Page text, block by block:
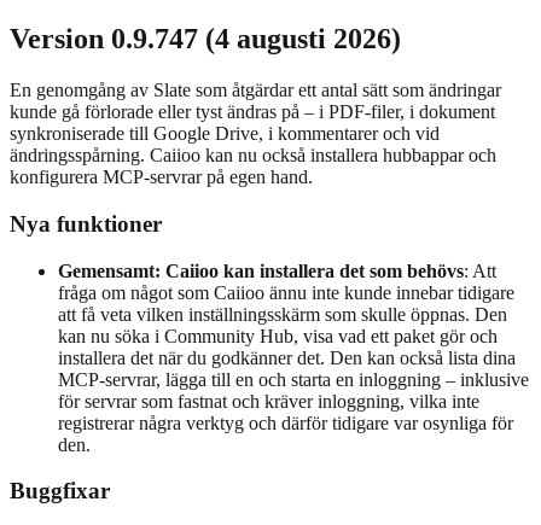
Version 0.9.747 (4 augusti 2026)
En genomgång av Slate som åtgärdar ett antal sätt som ändringar
kunde gå förlorade eller tyst ändras på – i PDF-filer, i dokument
synkroniserade till Google Drive, i kommentarer och vid
ändringsspårning. Caiioo kan nu också installera hubbappar och
konfigurera MCP-servrar på egen hand.
Nya funktioner
Gemensamt: Caiioo kan installera det som behövs: Att
fråga om något som Caiioo ännu inte kunde innebar tidigare
att få veta vilken inställningsskärm som skulle öppnas. Den
kan nu söka i Community Hub, visa vad ett paket gör och
installera det när du godkänner det. Den kan också lista dina
MCP-servrar, lägga till en och starta en inloggning – inklusive
för servrar som fastnat och kräver inloggning, vilka inte
registrerar några verktyg och därför tidigare var osynliga för
den.
Buggfixar